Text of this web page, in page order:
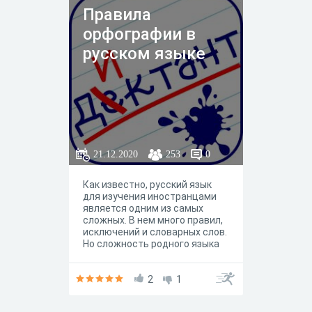
Правила
орфографии в
русском языке
21.12.2020 253 0
Как известно, русский язык
для изучения иностранцами
является одним из самых
сложных. В нем много правил,
исключений и словарных слов.
Но сложность родного языка
ошибок. За 11 лет изучения
2 1